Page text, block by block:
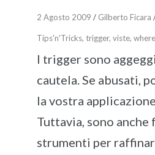
2 Agosto 2009 / Gilberto Ficara
Tips'n'Tricks, trigger, viste, where
I trigger sono
cautela. Se abusati,
la vostra
Tuttavia, sono anche
strumenti per